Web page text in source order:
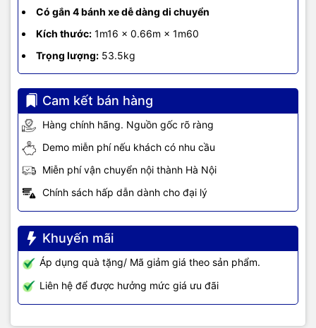
Có gắn 4 bánh xe dễ dàng di chuyển
Kích thước: 1m16 × 0.66m × 1m60
Trọng lượng: 53.5kg
Cam kết bán hàng
Hàng chính hãng. Nguồn gốc rõ ràng
Demo miễn phí nếu khách có nhu cầu
Miễn phí vận chuyển nội thành Hà Nội
Chính sách hấp dẫn dành cho đại lý
Khuyến mãi
Áp dụng quà tặng/ Mã giảm giá theo sản phẩm.
Liên hệ để được hưởng mức giá ưu đãi